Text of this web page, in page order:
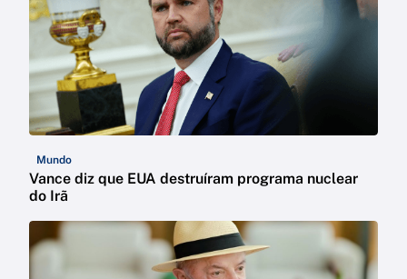
Mundo
Vance diz que EUA destruíram programa nuclear
do Irã